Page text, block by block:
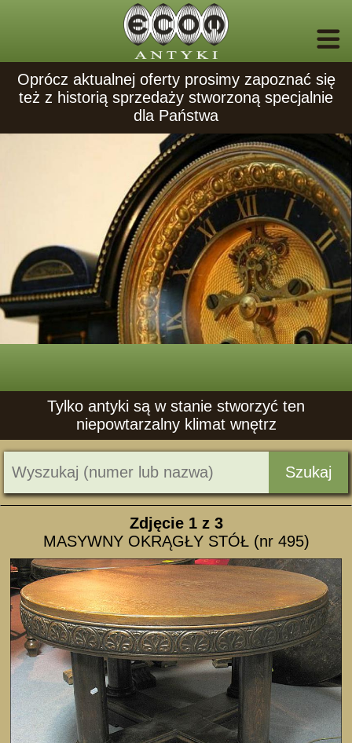
Oprócz aktualnej oferty prosimy zapoznać się
też z historią sprzedaży stworzoną specjalnie
dla Państwa
Tylko antyki są w stanie stworzyć ten
niepowtarzalny klimat wnętrz
Szukaj
Zdjęcie 1z 3
MASYWNY OKRĄGŁY STÓŁ (nr 495)